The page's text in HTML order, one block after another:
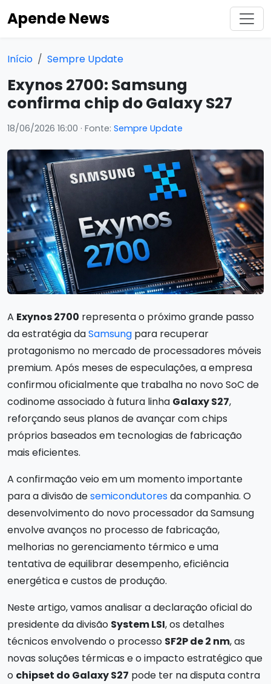
Apende News
Início Sempre Update
Exynos 2700: Samsung
confirma chip do Galaxy S27
18/06/2026 16:00 · Fonte: Sempre Update
A Exynos 2700 representa o próximo grande passo
da estratégia daSamsung para recuperar
protagonismo no mercado de processadores móveis
premium. Após meses de especulações, a empresa
confirmou oficialmente que trabalha no novo SoC de
codinome associado à futura linha Galaxy S27,
reforçando seus planos de avançar com chips
próprios baseados em tecnologias de fabricação
mais eficientes.
A confirmação veio em um momento importante
para a divisão desemicondutoresda companhia. O
desenvolvimento do novo processador da Samsung
envolve avanços no processo de fabricação,
melhorias no gerenciamento térmico e uma
tentativa de equilibrar desempenho, eficiência
energética e custos de produção.
Neste artigo, vamos analisar a declaração oficial do
presidente da divisão System LSI, os detalhes
técnicos envolvendo o processo SF2P de 2 nm, as
novas soluções térmicas e o impacto estratégico que
o chipset do Galaxy S27 pode ter na disputa contra